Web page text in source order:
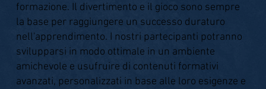
formazione. Il divertimento e il gioco sono sempre
la base per raggiungere un successo duraturo
nell'apprendimento. I nostri partecipanti potranno
svilupparsi in modo ottimale in un ambiente
amichevole e usufruire di contenuti formativi
avanzati, personalizzati in base alle loro esigenze e